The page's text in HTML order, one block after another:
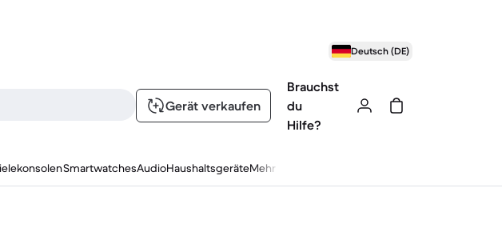
Deutsch (DE)
Gerät verkaufen
Brauchst
du
Hilfe?
SmartwatchesAudioHaushaltsgeräteMehr